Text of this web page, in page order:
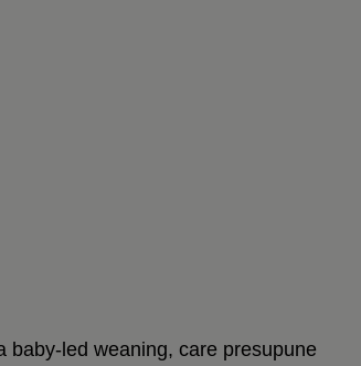
baby-led weaning, care presupune